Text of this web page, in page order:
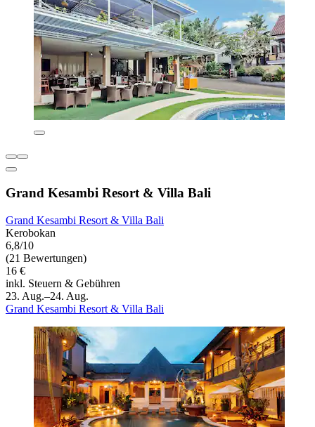
Grand Kesambi Resort & Villa Bali
Grand Kesambi Resort & Villa Bali
Kerobokan
6,8/10
(21 Bewertungen)
16 €
inkl. Steuern & Gebühren
23. Aug.–24. Aug.
Grand Kesambi Resort & Villa Bali